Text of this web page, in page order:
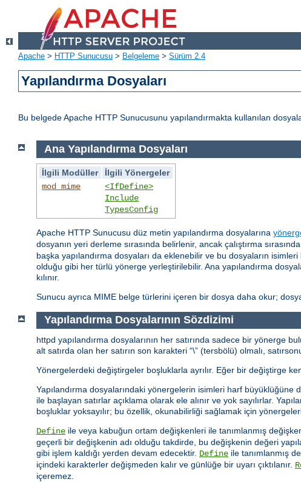
Apache > HTTP Sunucusu > Belgeleme > Sürüm 2.4
Yapılandırma Dosyaları
Bu belgede Apache HTTP Sunucusunu yapılandırmakta kullanılan
Ana Yapılandırma Dosyaları
İlgili Modüller
İlgili Yönergeler
mod_mime
<IfDefine>
Include
TypesConfig
Apache HTTP Sunucusu düz metin yapılandırma dosyalarına
dosyanın yeri derleme sırasında belirlenir, ancak çalıştırma sırasında
başka yapılandırma dosyaları da eklenebilir ve bu dosyaların
olduğu gibi her türlü yönerge yerleştirilebilir. Ana yapılandırma
kılınır.
Sunucu ayrıca MIME belge türlerini içeren bir dosya daha okur;
Yapılandırma Dosyalarının Sözdizimi
httpd yapılandırma dosyalarının her satırında sadece bir yönerge
alt satırda olan her satırın son karakteri “\” (tersbölü) olmalı,
Yönergelerdeki değiştirgeler boşluklarla ayrılır. Eğer bir değiştirge
Yapılandırma dosyalarındaki yönergelerin isimleri harf
ile başlayan satırlar açıklama olarak ele alınır ve yok sayılırlar.
boşluklar yoksayılır; bu özellik, okunabilirliği sağlamak için
Define ile veya kabuğun ortam değişkenleri ile tanımlanmış
geçerli bir değişkenin adı olduğu takdirde, bu değişkenin değeri
gibi işlem kaldığı yerden devam edecektir. Define ile tanımlanmış
içindeki karakterler değişmeden kalır ve günlüğe bir uyarı çıktılanır.
içeremez.